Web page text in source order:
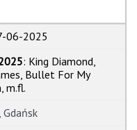
06-2025
: King Diamond,
Bullet For My
m.fl.
Gdańsk